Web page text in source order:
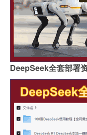
DeepSeek全套部署